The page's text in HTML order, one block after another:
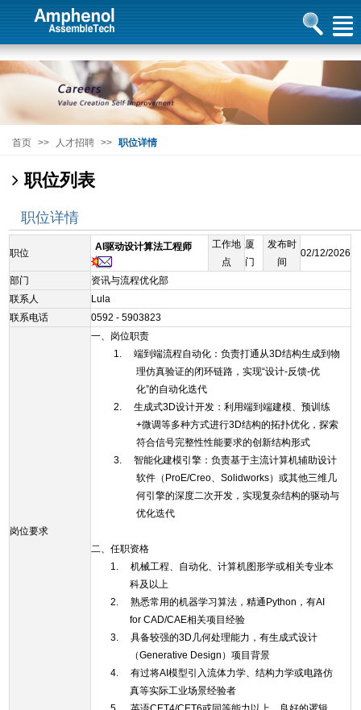
首页 >> 人才招聘 >> 职位详情
职位列表
职位详情
职位
AI驱动设计算法工程师
工作地
点
厦
门
发布时
间
02/12/2026
部门
资讯与流程优化部
联系人
Lula
联系电话
0592 - 5903823
岗位要求
一、岗位职责
1. 端到端流程自动化：负责打通从3D结构生成到物
理仿真验证的闭环链路，实现“设计-反馈-优
化”的自动化迭代
2. 生成式3D设计开发：利用端到端建模、预训练
+微调等多种方式进行3D结构的拓扑优化，探索
符合信号完整性性能要求的创新结构形式
3. 智能化建模引擎：负责基于主流计算机辅助设计
软件（ProE/Creo、Solidworks）或其他三维几
何引擎的深度二次开发，实现复杂结构的驱动与
优化迭代
二、任职资格
1. 机械工程、自动化、计算机图形学或相关专业本
科及以上
2. 熟悉常用的机器学习算法，精通Python，有AI
for CAD/CAE相关项目经验
3. 具备较强的3D几何处理能力，有生成式设计
（Generative Design）项目背景
4. 有过将AI模型引入流体力学、结构力学或电路仿
真等实际工业场景经验者